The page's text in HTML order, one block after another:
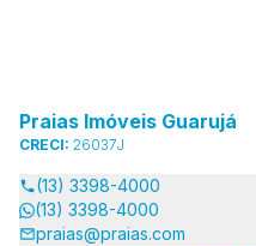
Praias Imóveis Guarujá
CRECI: 26037J
(13) 3398-4000
(13) 3398-4000
praias@praias.com